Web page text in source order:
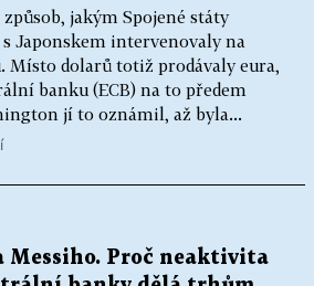
jakým Spojené státy
Japonskem intervenovaly na
Místo dolarů totiž prodávaly eura,
banku (ECB) na to předem
jí to oznámil, až byla...
Messiho. Proč neaktivita